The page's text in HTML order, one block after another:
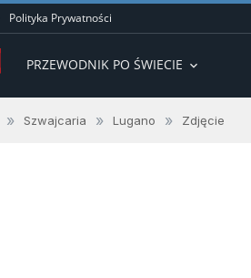
Polityka Prywatności
PRZEWODNIK PO ŚWIECIE expand_more
» Szwajcaria » Lugano » Zdjęcie